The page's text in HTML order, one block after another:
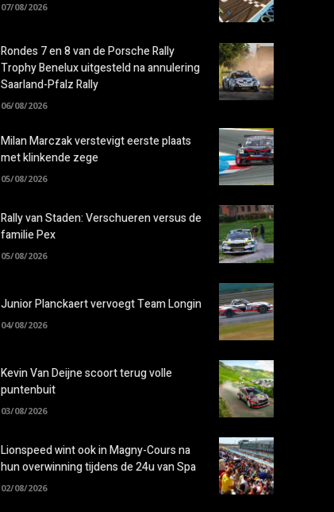
07/08/2026
Rondes 7 en 8 van de Porsche Rally
Trophy Benelux uitgesteld na annulering
Saarland-Pfalz Rally
06/08/2026
Milan Marczak verstevigt eerste plaats
met klinkende zege
05/08/2026
Rally van Staden: Verschueren versus de
familie Pex
05/08/2026
Junior Planckaert vervoegt Team Longin
04/08/2026
Kevin Van Deijne scoort terug volle
puntenbuit
03/08/2026
Lionspeed wint ook in Magny-Cours na
hun overwinning tijdens de 24u van Spa
02/08/2026